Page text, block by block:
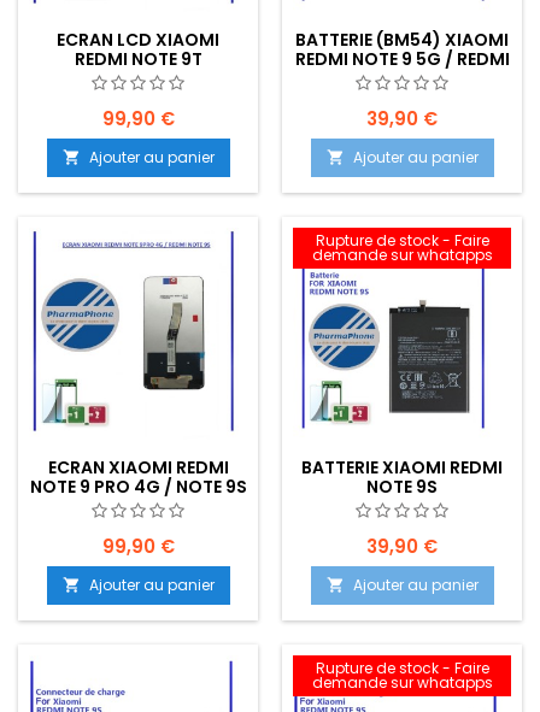
ECRAN LCD XIAOMI
REDMI NOTE 9T
EMPLACEMENT: Z2-R02-
E09
99,90 €
 Ajouter au panier
BATTERIE (BM54) XIAOMI
REDMI NOTE 9 5G / REDMI
NOTE 9T EMPLACEMENT :
Z2-R09-E06
39,90 €
 Ajouter au panier
ECRAN XIAOMI REDMI
NOTE 9 PRO 4G / NOTE 9S
EMPLACEMENT: Z2-R02-
E09
99,90 €
 Ajouter au panier
Rupture de stock - Faire
demande sur whatapps
BATTERIE XIAOMI REDMI
NOTE 9S
39,90 €
 Ajouter au panier
Rupture de stock - Faire
demande sur whatapps